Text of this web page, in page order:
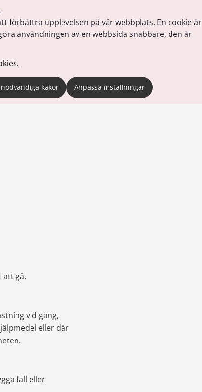
förbättra upplevelsen på vår webbplats. En cookie är
användningen av en webbsida snabbare, den är
kakor Anpassa inställningar
att gå.
vid gång,
eller där
fall eller